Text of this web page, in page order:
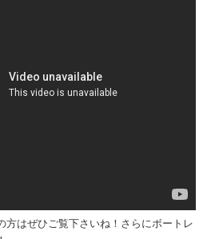
方はぜひご覧下さいね！さらにボートレ